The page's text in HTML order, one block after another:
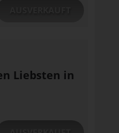
Liebsten in